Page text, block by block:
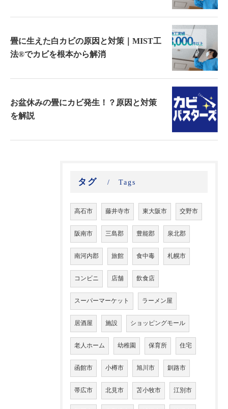
畳に生えた白カビの原因と対策｜MIST工
法®でカビを根本から解消
お盆休みの畳にカビ発生！？原因と対策
を解説
タグ Tags
高石市 藤井寺市 東大阪市 交野市
阪南市 三島郡 豊能郡 泉北郡
南河内郡 旅館 食中毒 札幌市
コンビニ 店舗 飲食店
スーパーマーケット ラーメン屋
居酒屋 施設 ショッピングモール
老人ホーム 幼稚園 保育所 住宅
函館市 小樽市 旭川市 釧路市
帯広市 北見市 苫小牧市 江別市